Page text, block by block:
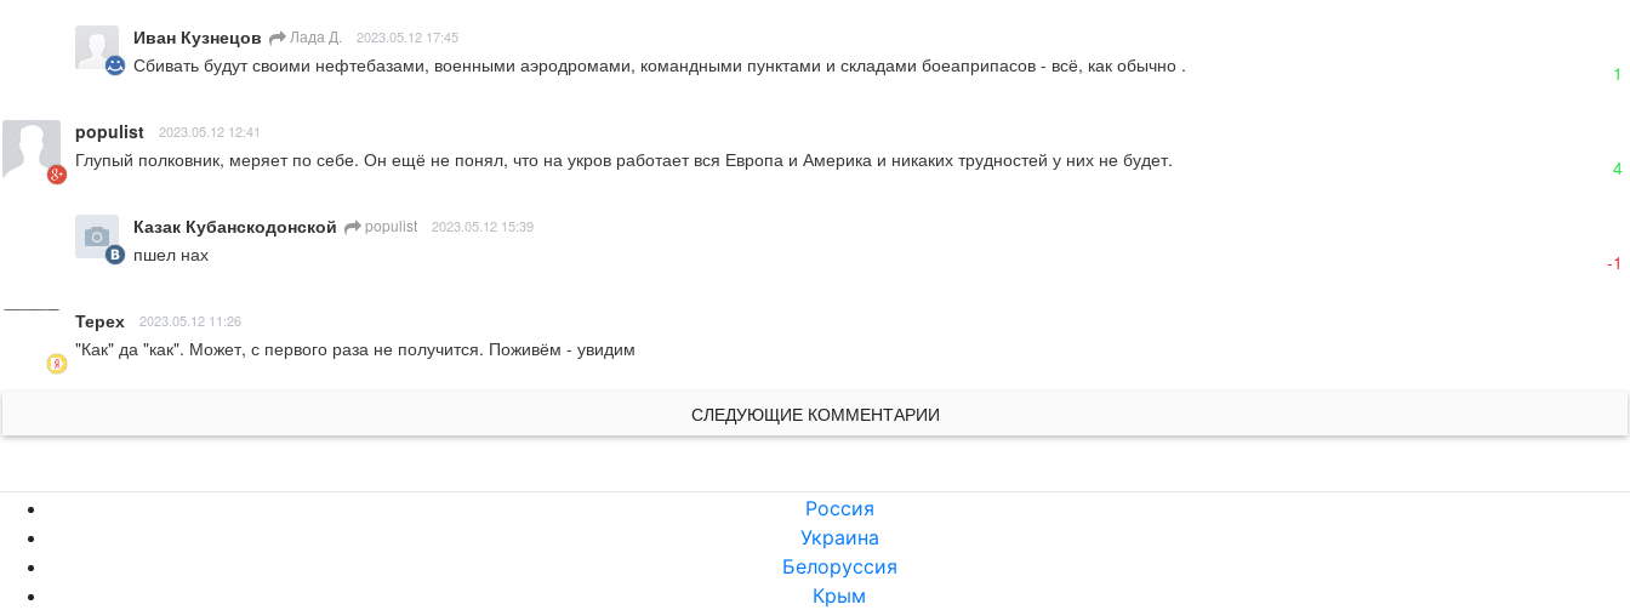
Иван Кузнецов Лада Д. 2023.05.12 17:45
Сбивать будут своими нефтебазами, военными аэродромами, командными пунктами и складами боеаприпасов - всё, как обычно . 1
populist 2023.05.12 12:41
Глупый полковник, меряет по себе. Он ещё не понял, что на укров работает вся Европа и Америка и никаких трудностей у них не будет. 4
Казак Кубанскодонской populist 2023.05.12 15:39
пшел нах -1
Терех 2023.05.12 11:26
"Как" да "как". Может, с первого раза не получится. Поживём - увидим
СЛЕДУЮЩИЕ КОММЕНТАРИИ
Россия
Украина
Белоруссия
Крым